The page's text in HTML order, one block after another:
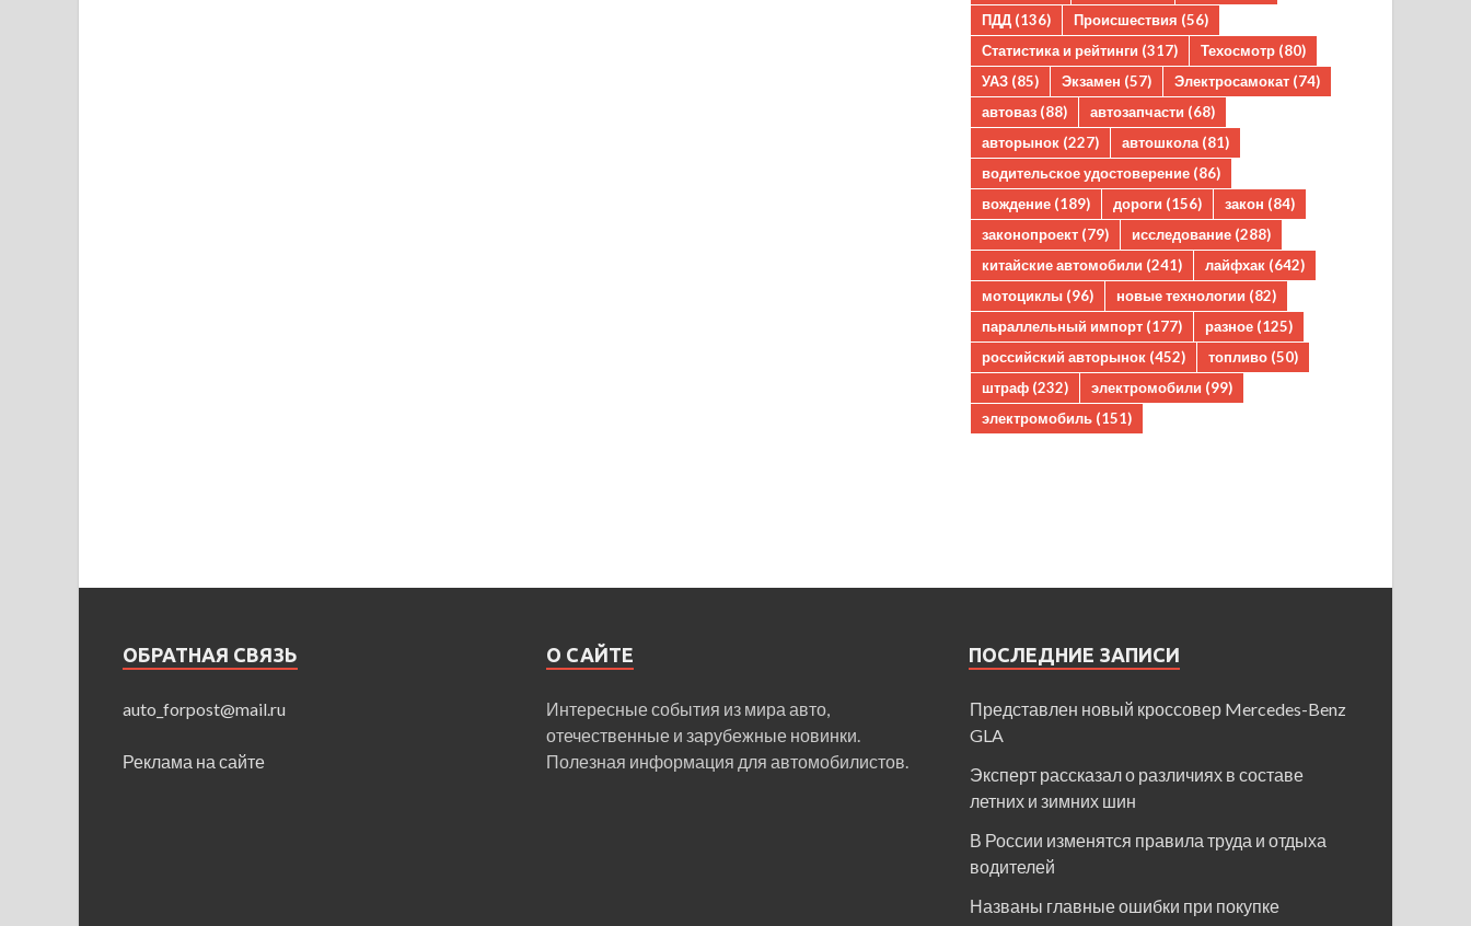
ПДД (136) Происшествия (56)
Статистика и рейтинги (317) Техосмотр (80)
УАЗ (85) Экзамен (57) Электросамокат (74)
автоваз (88) автозапчасти (68)
авторынок (227) автошкола (81)
водительское удостоверение (86)
вождение (189) дороги (156) закон (84)
законопроект (79) исследование (288)
китайские автомобили (241) лайфхак (642)
мотоциклы (96) новые технологии (82)
параллельный импорт (177) разное (125)
российский авторынок (452) топливо (50)
штраф (232) электромобили (99)
электромобиль (151)
ОБРАТНАЯ СВЯЗЬ
auto_forpost@mail.ru
Реклама на сайте
О САЙТЕ
Интересные события из мира авто,
отечественные и зарубежные новинки.
Полезная информация для автомобилистов.
ПОСЛЕДНИЕ ЗАПИСИ
Представлен новый кроссовер Mercedes-Benz
GLA
Эксперт рассказал о различиях в составе
летних и зимних шин
В России изменятся правила труда и отдыха
водителей
Названы главные ошибки при покупке